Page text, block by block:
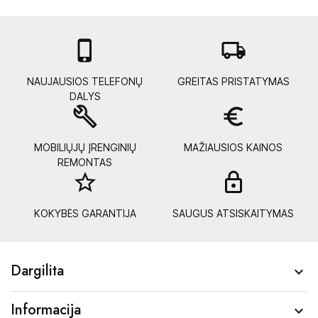

NAUJAUSIOS TELEFONŲ
DALYS
local_shipping
GREITAS PRISTATYMAS
build
MOBILIŲJŲ ĮRENGINIŲ
REMONTAS
euro_symbol
MAŽIAUSIOS KAINOS
star_border
KOKYBĖS GARANTIJA SAUGUS ATSISKAITYMAS
Dargilita 
Informacija 